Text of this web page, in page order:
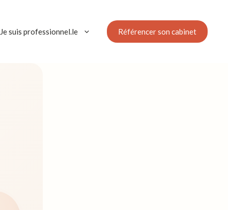
Je suis professionnel.le Référencer son cabinet